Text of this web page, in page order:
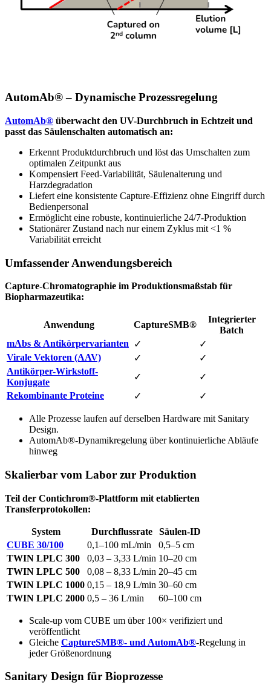
AutomAb® – Dynamische Prozessregelung
AutomAb® überwacht den UV-Durchbruch in Echtzeit und
passt das Säulenschalten automatisch an:
Erkennt Produktdurchbruch und löst das Umschalten zum
optimalen Zeitpunkt aus
Kompensiert Feed-Variabilität, Säulenalterung und
Harzdegradation
Liefert eine konsistente Capture-Effizienz ohne Eingriff durch
Bedienpersonal
Ermöglicht eine robuste, kontinuierliche 24/7-Produktion
Stationärer Zustand nach nur einem Zyklus mit <1 %
Variabilität erreicht
Umfassender Anwendungsbereich
Capture-Chromatographie im Produktionsmaßstab für
Biopharmazeutika:
Anwendung CaptureSMB®
Integrierter
Batch
mAbs & Antikörpervarianten
✓
✓
Virale Vektoren (AAV)
✓
✓
Antikörper-Wirkstoff-
Konjugate
✓
✓
Rekombinante Proteine
✓ ✓
Alle Prozesse laufen auf derselben Hardware mit Sanitary
Design.
AutomAb®-Dynamikregelung über kontinuierliche Abläufe
hinweg
Skalierbar vom Labor zur Produktion
Teil der Contichrom®-Plattform mit etablierten
Transferprotokollen:
System Durchflussrate
Säulen-ID
CUBE 30/100
0,1–100 mL/min
0,5–5 cm
TWIN LPLC 300
0,03 – 3,33 L/min 10–20 cm
TWIN LPLC 500
0,08 – 8,33 L/min 20–45 cm
TWIN LPLC 1000 0,15 – 18,9 L/min 30–60 cm
TWIN LPLC 2000 0,5 – 36 L/min 60–100 cm
Scale-up vom CUBE um über 100× verifiziert und
veröffentlicht
Gleiche CaptureSMB®- und AutomAb®-Regelung in
jeder Größenordnung
Sanitary Design für Bioprozesse